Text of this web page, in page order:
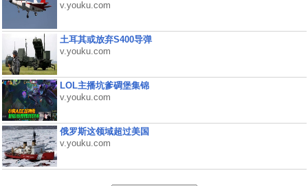
v.youku.com
土耳其或放弃S400导弹
v.youku.com
LOL主播坑爹碉堡集锦
v.youku.com
俄罗斯这领域超过美国
v.youku.com